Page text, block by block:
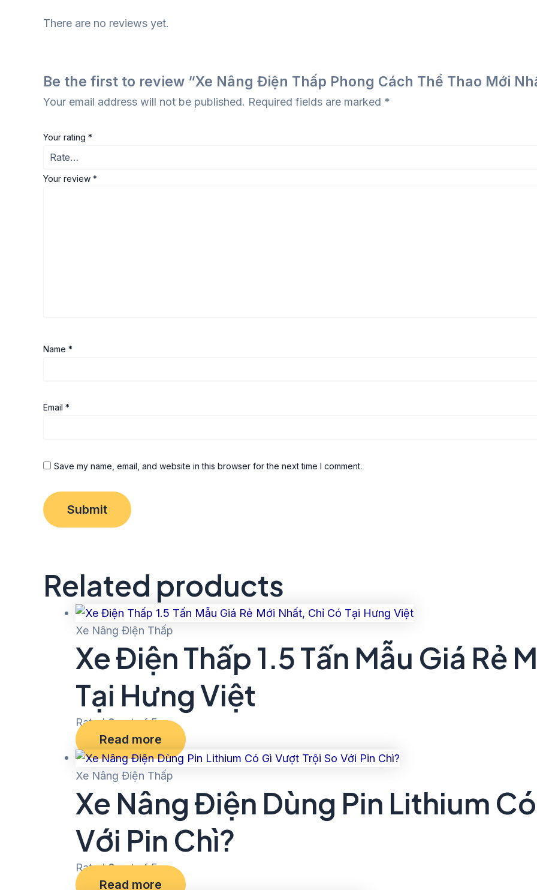
There are no reviews yet.
Be the first to review “Xe Nâng Điện Thấp Phong Cách Thể Thao Mới
Your email address will not be published. Required fields are marked *
Your rating *
Your review *
Name *
Email *
Save my name, email, and website in this browser for the next time I comment.
Related products
Xe Nâng Điện Thấp
Xe Điện Thấp 1.5 Tấn Mẫu Giá Rẻ
Tại Hưng Việt
Rated0out of 5
Read more
Xe Nâng Điện Thấp
Xe Nâng Điện Dùng Pin Lithium
Với Pin Chì?
Rated0out of 5
Read more